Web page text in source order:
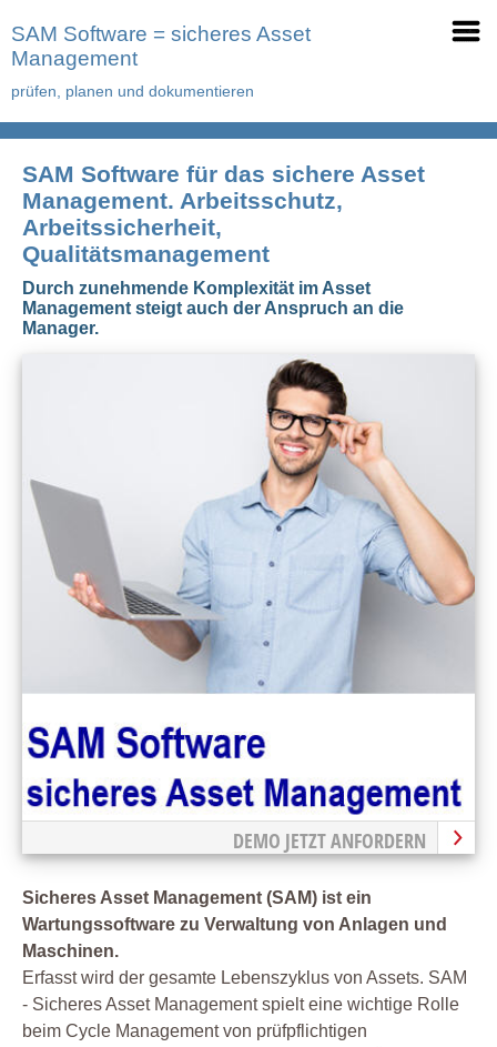
SAM Software = sicheres Asset
Management
prüfen, planen und dokumentieren
SAM Software für das sichere Asset
Management. Arbeitsschutz,
Arbeitssicherheit,
Qualitätsmanagement
Durch zunehmende Komplexität im Asset
Management steigt auch der Anspruch an die
Manager.
DEMO JETZT ANFORDERN
Sicheres Asset Management (SAM) ist ein
Wartungssoftware zu Verwaltung von Anlagen und
Maschinen.
Erfasst wird der gesamte Lebenszyklus von Assets. SAM
- Sicheres Asset Management spielt eine wichtige Rolle
beim Cycle Management von prüfpflichtigen